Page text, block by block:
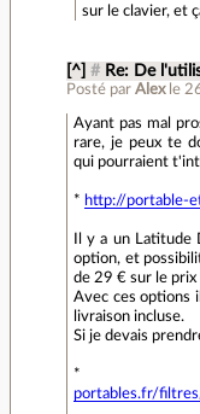
sur le clavier, et
[^] # Re: De
Posté parAlex le
Ayant pas mal
rare, je peux te
qui pourraient
* http://portable-
Il y a un
option, et
de 29 € sur le prix
Avec ces options
livraison incluse.
Si je devais
portables.fr/